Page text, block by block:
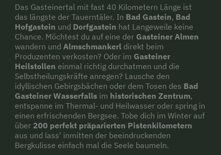
Schneeschuhwanderung
Skibusnähe
Skifahren
Skilehrer
Skilift
Tennishalle
Tennisplatz
Tischtennis
Das Gasteinertal mit fast 40 Kilometern Länge ist
das längste der Tauerntäler. In Bad Gastein, Bad
Hofgastein und Dorfgastein hat Langeweile keine
Chance. Möchtest du auf eine der Gasteiner Almen
wandern und Almschmankerl direkt beim
Produzenten verkosten? Oder im Gasteiner
Heilstollen einmal richtig durchatmen und die
Selbstheilungskräfte anregen? Lausche den
idyllischen Gebirgsbächen oder dem Tosen des Bad
Gasteiner Wasserfalls im historischen Zentrum,
entspanne im Thermal- und Heilwasser oder spring in
einen erfrischenden Bergsee. Tobe dich im Winter auf
über 200 perfekt präparierten Pistenkilometern
aus und lass' inmitten der beeindruckenden
Bergkulisse einfach mal die Seele baumeln.